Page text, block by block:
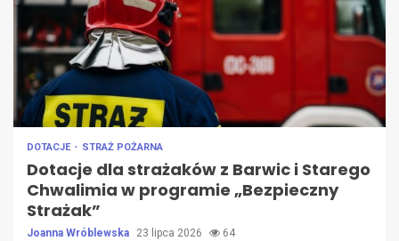
DOTACJE STRAŻ POŻARNA
Dotacje dla strażaków z Barwic i Starego
Chwalimia w programie „Bezpieczny
Strażak”
Joanna Wróblewska 23 lipca 2026 64